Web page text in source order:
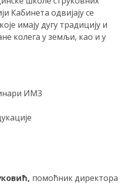
Кабинета одвијају се
имају дугу традицију и
колега у земљи, као и у
ИМЗ
помоћник директора